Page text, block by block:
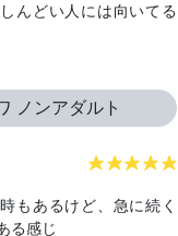
んどい人には向いてる
ノンアダルト
もあるけど、急に続く
る感じ